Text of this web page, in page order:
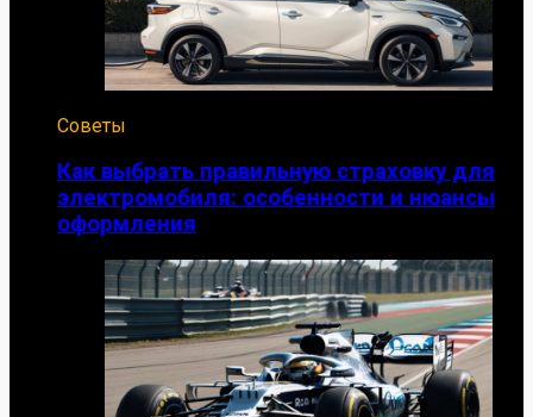
Советы
Как выбрать правильную страховку для
электромобиля: особенности и нюансы
оформления